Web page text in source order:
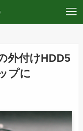
外付けHDD5
プに